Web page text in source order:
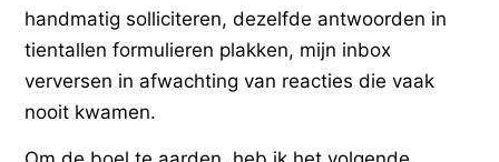
handmatig solliciteren, dezelfde antwoorden in
tientallen formulieren plakken, mijn inbox
verversen in afwachting van reacties die vaak
nooit kwamen.